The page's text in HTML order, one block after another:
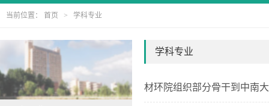
当前位置： 首页 > 学科专业
学科专业
材环院组织部分骨干到中南